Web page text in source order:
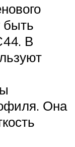
быть
В
Она